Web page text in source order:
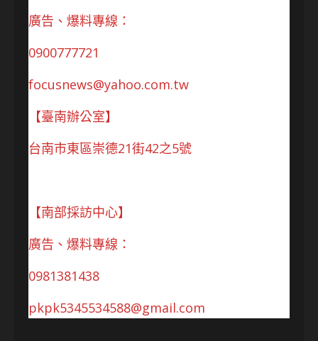
廣告、爆料專線：
0900777721
focusnews@yahoo.com.tw
【臺南辦公室】
台南市東區崇德21街42之5號
【南部採訪中心】
廣告、爆料專線：
0981381438
pkpk5345534588@gmail.com